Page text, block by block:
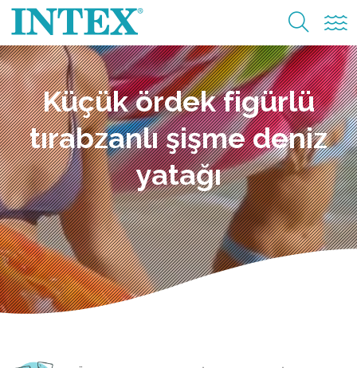
Küçük ördek figürlü
tırabzanlı şişme deniz
yatağı